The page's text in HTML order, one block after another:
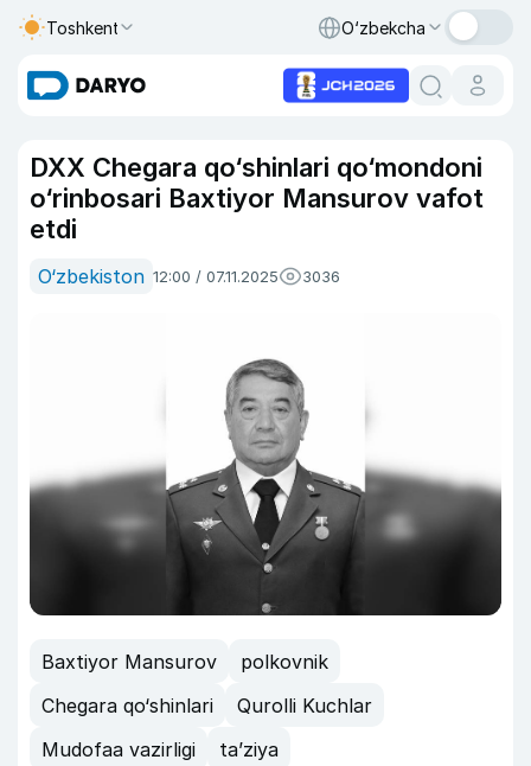
Toshkent O‘zbekcha
DXX Chegara qo‘shinlari qo‘mondoni
o‘rinbosari Baxtiyor Mansurov vafot
etdi
O‘zbekiston 12:00 / 07.11.2025 3036
Baxtiyor Mansurov
polkovnik
Chegara qo‘shinlari
Qurolli Kuchlar
Mudofaa vazirligi
ta’ziya